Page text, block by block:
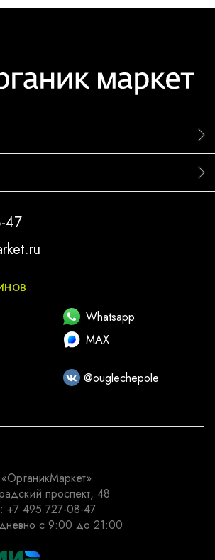
47
Whatsapp
MAX
@ouglechepole
«ОрганикМаркет»
проспект, 48
+7 495 727-08-47
с 9:00 до 21:00